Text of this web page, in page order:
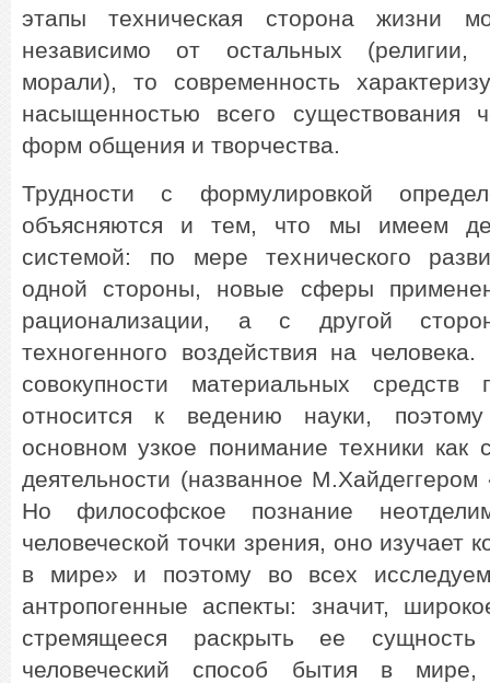
этапы техническая сторона жизни
независимо от остальных (религии,
морали), то современность
насыщенностью всего существования
форм общения и творчества.
Трудности с формулировкой
объясняются и тем, что мы имеем
системой: по мере технического
одной стороны, новые сферы
рационализации, а с другой
техногенного воздействия на
совокупности материальных средств
относится к ведению науки,
основном узкое понимание техники как
деятельности (названное
Но философское познание
человеческой точки зрения, оно изучает
в мире» и поэтому во всех
антропогенные аспекты: значит,
стремящееся раскрыть ее
человеческий способ бытия в